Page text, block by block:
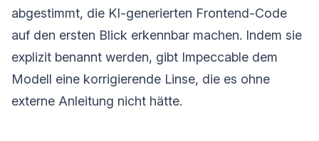
abgestimmt, die KI-generierten Frontend-Code
auf den ersten Blick erkennbar machen. Indem sie
explizit benannt werden, gibt Impeccable dem
Modell eine korrigierende Linse, die es ohne
externe Anleitung nicht hätte.